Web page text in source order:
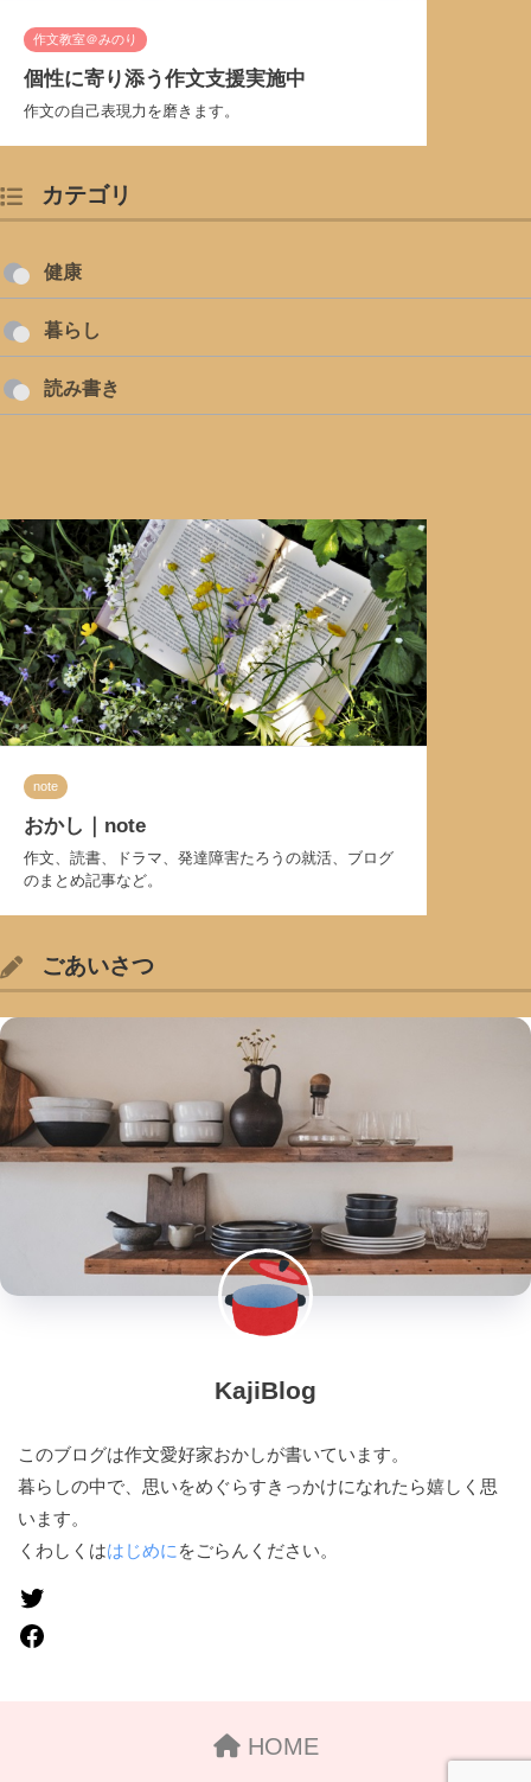
作文教室＠みのり
個性に寄り添う作文支援実施中
作文の自己表現力を磨きます。
カテゴリ
健康
暮らし
読み書き
note
おかし｜note
作文、読書、ドラマ、発達障害たろうの就活、ブログ
のまとめ記事など。
ごあいさつ
KajiBlog
このブログは作文愛好家おかしが書いています。
暮らしの中で、思いをめぐらすきっかけになれたら嬉しく思
います。
くわしくははじめに をごらんください。
HOME